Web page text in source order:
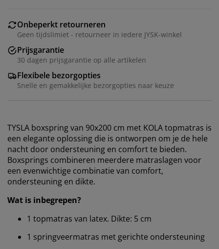
Onbeperkt retourneren
Geen tijdslimiet - retourneer in iedere JYSK-winkel
Prijsgarantie
30 dagen prijsgarantie op alle artikelen
Flexibele bezorgopties
Snelle en gemakkelijke bezorgopties naar keuze
TYSLA boxspring van 90x200 cm met KOLA topmatras is
een elegante oplossing die is ontworpen om je de hele
nacht door ondersteuning en comfort te bieden.
Boxsprings combineren meerdere matraslagen voor
een evenwichtige combinatie van comfort,
ondersteuning en dikte.
Wat is inbegrepen?
1 topmatras van latex. Dikte: 5 cm
1 springveermatras met gerichte ondersteuning